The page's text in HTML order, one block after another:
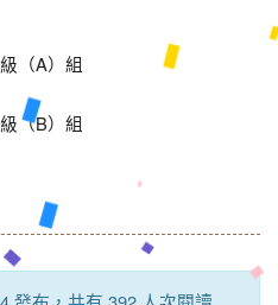
（A）組
（B）組